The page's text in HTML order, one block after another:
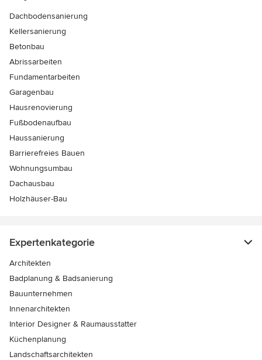
Dachbodensanierung
Kellersanierung
Betonbau
Abrissarbeiten
Fundamentarbeiten
Garagenbau
Hausrenovierung
Fußbodenaufbau
Haussanierung
Barrierefreies Bauen
Wohnungsumbau
Dachausbau
Holzhäuser-Bau
Expertenkategorie
Architekten
Badplanung & Badsanierung
Bauunternehmen
Innenarchitekten
Interior Designer & Raumausstatter
Küchenplanung
Landschaftsarchitekten